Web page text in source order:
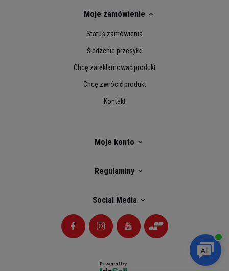
Moje zamówienie
Status zamówienia
Śledzenie przesyłki
Chcę zareklamować produkt
Chcę zwrócić produkt
Kontakt
Moje konto
Regulaminy
Social Media